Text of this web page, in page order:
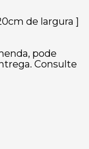
de largura ]
pode
Consulte